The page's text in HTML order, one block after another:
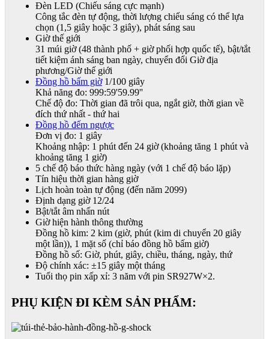
Đèn LED (Chiếu sáng cực mạnh)
Công tắc đèn tự động, thời lượng chiếu sáng có thể lựa
chọn (1,5 giây hoặc 3 giây), phát sáng sau
Giờ thế giới
31 múi giờ (48 thành phố + giờ phối hợp quốc tế), bật/tắt
tiết kiệm ánh sáng ban ngày, chuyển đổi Giờ địa
phương/Giờ thế giới
Đồng hồ bấm giờ1/100 giây
Khả năng đo: 999:59'59.99''
Chế độ đo: Thời gian đã trôi qua, ngắt giờ, thời gian về
đích thứ nhất - thứ hai
Đồng hồ đếm ngược
Đơn vị đo: 1 giây
Khoảng nhập: 1 phút đến 24 giờ (khoảng tăng 1 phút và
khoảng tăng 1 giờ)
5 chế độ báo thức hàng ngày (với 1 chế độ báo lặp)
Tín hiệu thời gian hàng giờ
Lịch hoàn toàn tự động (đến năm 2099)
Định dạng giờ 12/24
Bật/tắt âm nhấn nút
Giờ hiện hành thông thường
Đồng hồ kim: 2 kim (giờ, phút (kim di chuyển 20 giây
một lần)), 1 mặt số (chỉ báo đồng hồ bấm giờ)
Đồng hồ số: Giờ, phút, giây, chiều, tháng, ngày, thứ
Độ chính xác: ±15 giây một tháng
Tuổi thọ pin xấp xỉ: 3 năm với pin SR927W×2.
PHỤ KIỆN ĐI KÈM SẢN PHẨM: